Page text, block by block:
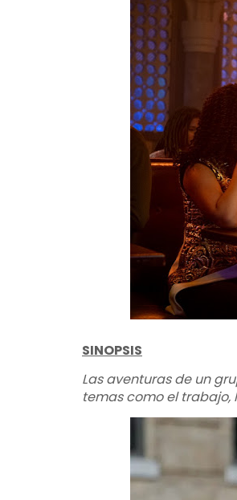
SINOPSIS
Las aventuras de un
temas como el trabajo,